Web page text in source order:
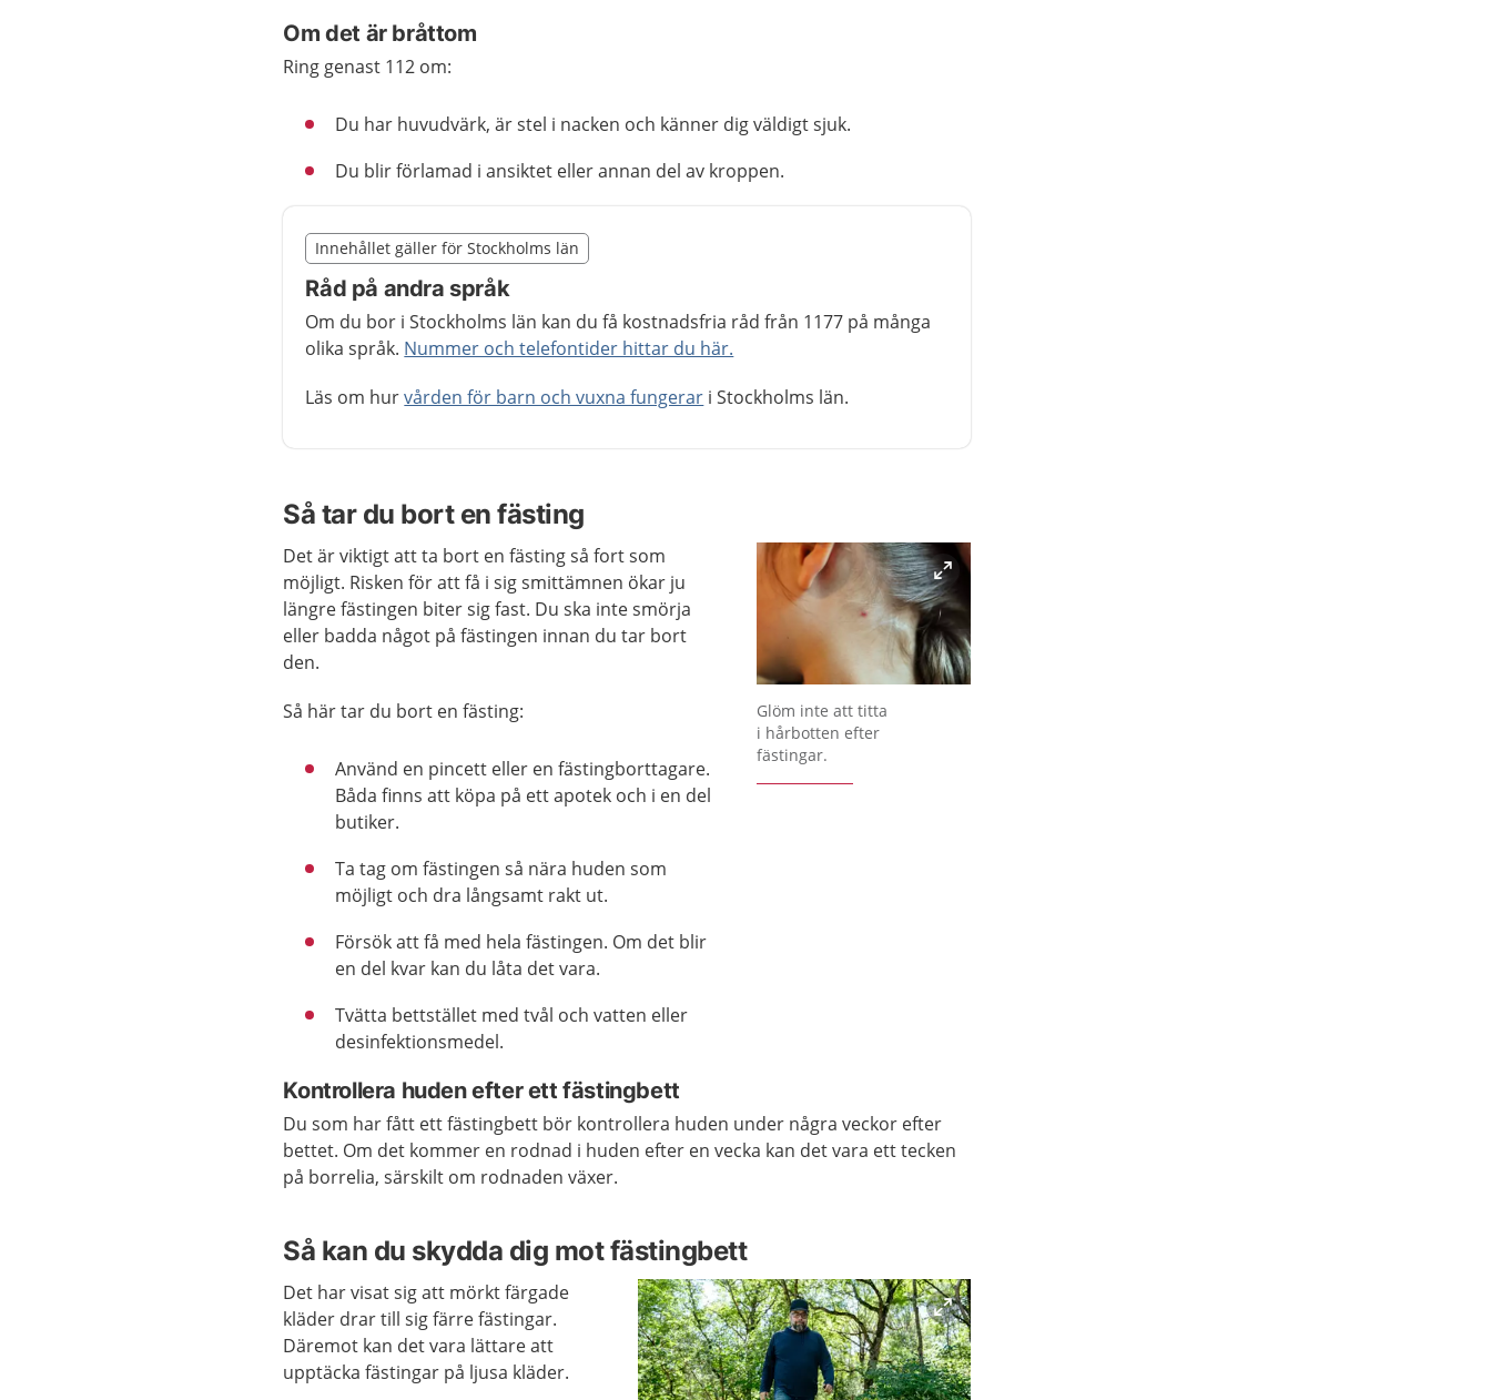
Om det är bråttom
Ring genast 112 om:
Du har huvudvärk, är stel i nacken och känner dig väldigt sjuk.
Du blir förlamad i ansiktet eller annan del av kroppen.
Nedan innehåll gäller region Stockholms län
Innehållet gäller för Stockholms län
Råd på andra språk
Om du bor i Stockholms län kan du få kostnadsfria råd från 1177 på många
olika språk. Nummer och telefontider hittar du här.
Läs om hurvården för barn och vuxna fungerar i Stockholms län.
Slut på det regionala tillägget från region Stockholms län
Så tar du bort en fästing
Förstora bilden
Glöm inte att titta
i hårbotten efter
fästingar.
Det är viktigt att ta bort en fästing så fort som
möjligt. Risken för att få i sig smittämnen ökar ju
längre fästingen biter sig fast. Du ska inte smörja
eller badda något på fästingen innan du tar bort
den.
Så här tar du bort en fästing:
Använd en pincett eller en fästingborttagare.
Båda finns att köpa på ett apotek och i en del
butiker.
Ta tag om fästingen så nära huden som
möjligt och dra långsamt rakt ut.
Försök att få med hela fästingen. Om det blir
en del kvar kan du låta det vara.
Tvätta bettstället med tvål och vatten eller
desinfektionsmedel.
Kontrollera huden efter ett fästingbett
Du som har fått ett fästingbett bör kontrollera huden under några veckor efter
bettet. Om det kommer en rodnad i huden efter en vecka kan det vara ett tecken
på borrelia, särskilt om rodnaden växer.
Så kan du skydda dig mot fästingbett
Det har visat sig att mörkt färgade
kläder drar till sig färre fästingar.
Däremot kan det vara lättare att
upptäcka fästingar på ljusa kläder.